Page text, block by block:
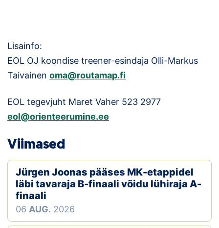
Lisainfo:
EOL OJ koondise treener-esindaja Olli-Markus
Taivainen oma@routamap.fi
EOL tegevjuht Maret Vaher 523 2977
eol@orienteerumine.ee
Viimased
Jürgen Joonas pääses MK-etappidel
läbi tavaraja B-finaali võidu lühiraja A-
finaali
06 AUG. 2026